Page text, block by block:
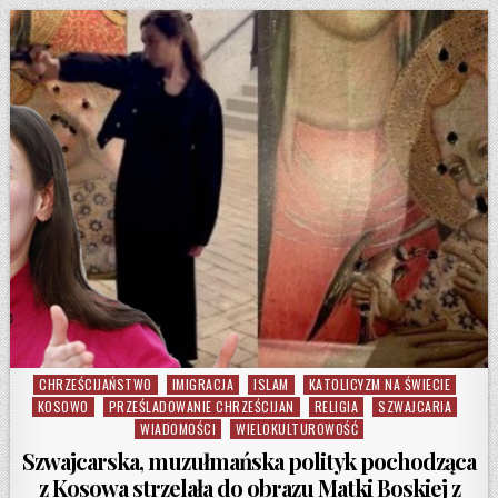
Posted in
CHRZEŚCIJAŃSTWO IMIGRACJA ISLAM
KATOLICYZM NA ŚWIECIE
KOSOWO
PRZEŚLADOWANIE CHRZEŚCIJAN RELIGIA
SZWAJCARIA
WIADOMOŚCI
WIELOKULTUROWOŚĆ
Szwajcarska, muzułmańska polityk pochodząca
z Kosowa strzelała do obrazu Matki Boskiej z